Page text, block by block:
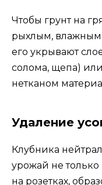
Чтобы грунт на
рыхлым, влажным
его укрывают
солома, щепа)
нетканом
Удаление
Клубника
урожай не только
на розетках,